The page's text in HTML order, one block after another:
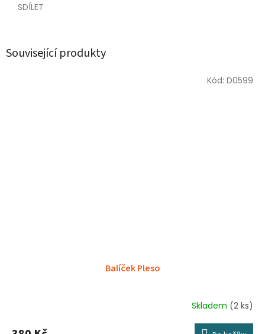
SDÍLET
Související produkty
Balíček Pleso
Skladem (2 ks)
Kód: D0599